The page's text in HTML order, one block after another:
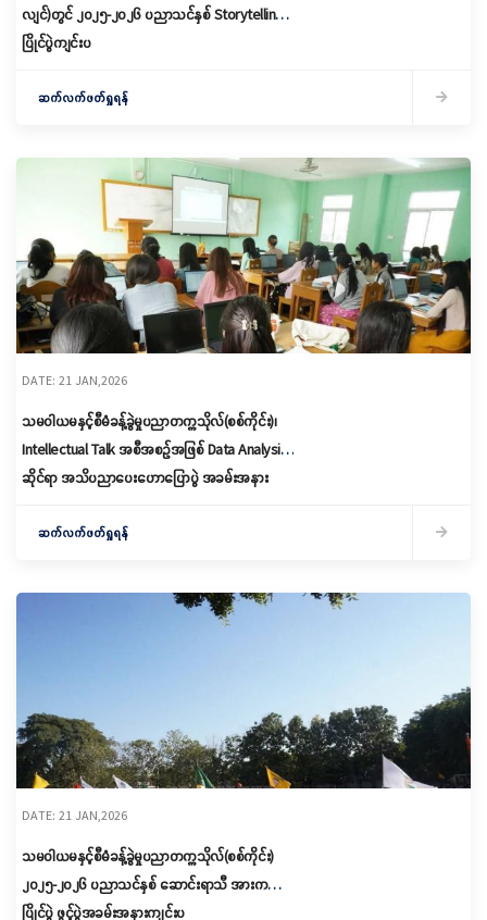
လျင်)တွင် ၂၀၂၅-၂၀၂၆ ပညာသင်နှစ် Storytelling
ပြိုင်ပွဲကျင်းပ
ဆက်လက်ဖတ်ရှုရန်
DATE: 21 JAN,2026
သမဝါယမနှင့်စီမံခန့်ခွဲမှုပညာတက္ကသိုလ်(စစ်ကိုင်း)၊
Intellectual Talk အစီအစဉ်အဖြစ် Data Analysis
ဆိုင်ရာ အသိပညာပေးဟောပြောပွဲ အခမ်းအနား
ဆက်လက်ဖတ်ရှုရန်
DATE: 21 JAN,2026
သမဝါယမနှင့်စီမံခန့်ခွဲမှုပညာတက္ကသိုလ်(စစ်ကိုင်း)
၂၀၂၅-၂၀၂၆ ပညာသင်နှစ် ဆောင်းရာသီ အားကစား
ပြိုင်ပွဲ ဖွင့်ပွဲအခမ်းအနားကျင်းပ